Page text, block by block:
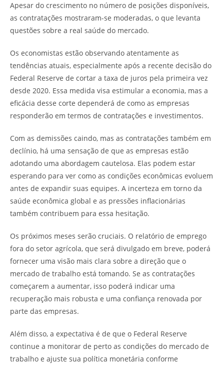
Apesar do crescimento no número de posições disponíveis,
as contratações mostraram-se moderadas, o que levanta
questões sobre a real saúde do mercado.
Os economistas estão observando atentamente as
tendências atuais, especialmente após a recente decisão do
Federal Reserve de cortar a taxa de juros pela primeira vez
desde 2020. Essa medida visa estimular a economia, mas a
eficácia desse corte dependerá de como as empresas
responderão em termos de contratações e investimentos.
Com as demissões caindo, mas as contratações também em
declínio, há uma sensação de que as empresas estão
adotando uma abordagem cautelosa. Elas podem estar
esperando para ver como as condições econômicas evoluem
antes de expandir suas equipes. A incerteza em torno da
saúde econômica global e as pressões inflacionárias
também contribuem para essa hesitação.
Os próximos meses serão cruciais. O relatório de emprego
fora do setor agrícola, que será divulgado em breve, poderá
fornecer uma visão mais clara sobre a direção que o
mercado de trabalho está tomando. Se as contratações
começarem a aumentar, isso poderá indicar uma
recuperação mais robusta e uma confiança renovada por
parte das empresas.
Além disso, a expectativa é de que o Federal Reserve
continue a monitorar de perto as condições do mercado de
trabalho e ajuste sua política monetária conforme